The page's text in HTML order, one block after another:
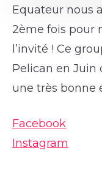
Equateur nous
2ème fois pour
l’invité ! Ce
Pelican en Juin
une très bonne
Facebook
Instagram